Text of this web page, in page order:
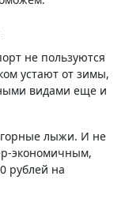
не пользуются
устают от зимы,
видами еще и
лыжи. И не
экономичным,
рублей на